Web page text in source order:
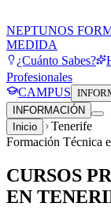
NEPTUNOS
MEDIDA
¿Cuánto Sabes?
Profesionales
CAMPUS
INFORMACIÓN
Inicio
Tenerife
Formación Técnica
CURSOS
EN